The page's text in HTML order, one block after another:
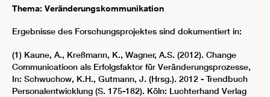
Thema: Veränderungskommunikation
Ergebnisse des Forschungsprojektes sind dokumentiert in:
(1) Kaune, A., Kreßmann, K., Wagner, A.S. (2012). Change
Communicatioon als Erfolgsfaktor für Veränderungsprozesse,
In: Schwuchow, K.H., Gutmann, J. (Hrsg.). 2012 - Trendbuch
Personalentwicklung (S. 175-182). Köln: Luchterhand Verlag